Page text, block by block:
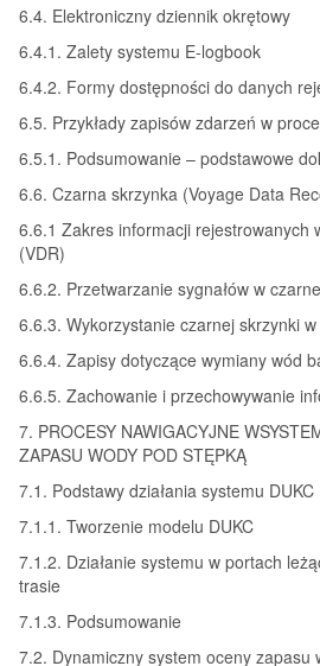
6.4. Elektroniczny dziennik okrętowy
6.4.1. Zalety systemu E-logbook
6.4.2. Formy dostępności do danych
6.5. Przykłady zapisów zdarzeń w
6.5.1. Podsumowanie – podstawowe
6.6. Czarna skrzynka (Voyage Data
6.6.1 Zakres informacji rejestrowanych
(VDR)
6.6.2. Przetwarzanie sygnałów w
6.6.3. Wykorzystanie czarnej skrzynki
6.6.4. Zapisy dotyczące wymiany wód
6.6.5. Zachowanie i przechowywanie
7. PROCESY NAWIGACYJNE
ZAPASU WODY POD STĘPKĄ
7.1. Podstawy działania systemu DUKC
7.1.1. Tworzenie modelu DUKC
7.1.2. Działanie systemu w portach
trasie
7.1.3. Podsumowanie
7.2. Dynamiczny system oceny zapasu